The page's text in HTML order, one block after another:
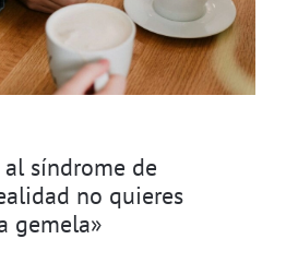
síndrome de
no quieres
gemela»